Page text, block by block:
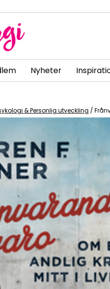
Nyheter
& Personlig utveckling /